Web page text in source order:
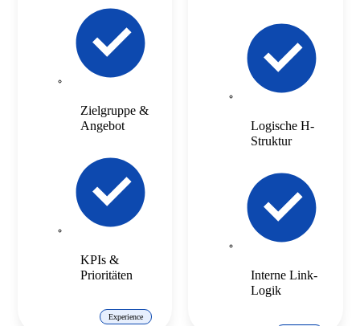
Zielgruppe &
Angebot
KPIs &
Prioritäten
Experience
Logische H-
Struktur
Interne Link-
Logik